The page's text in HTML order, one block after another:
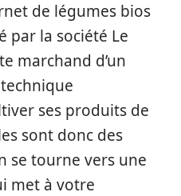
de légumes bios
par la société Le
marchand d’un
ses produits de
sont donc des
se tourne vers une
met à votre